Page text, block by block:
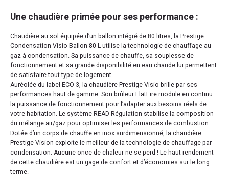
Une chaudière primée pour ses performance :
Chaudière au sol équipée d’un ballon intégré de 80 litres, la Prestige
Condensation Visio Ballon 80 L utilise la technologie de chauffage au
gaz à condensation. Sa puissance de chauffe, sa souplesse de
fonctionnement et sa grande disponibilité en eau chaude lui permettent
de satisfaire tout type de logement.
Auréolée du label ECO 3, la chaudière Prestige Visio brille par ses
performances haut de gamme. Son brûleur FlatFire module en continu
la puissance de fonctionnement pour l’adapter aux besoins réels de
votre habitation. Le système READ Régulation stabilise la composition
du mélange air/gaz pour optimiser les performances de combustion.
Dotée d’un corps de chauffe en inox surdimensionné, la chaudière
Prestige Vision exploite le meilleur de la technologie de chauffage par
condensation. Aucune once de chaleur ne se perd ! Le haut rendement
de cette chaudière est un gage de confort et d’économies sur le long
terme.